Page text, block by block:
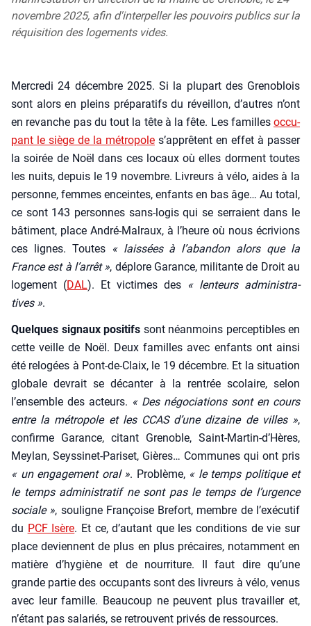
novembre 2025, afin d'interpeller les pouvoirs publics sur la
réquisition des logements vides.
Mer­cre­di 24 décembre 2025. Si la plu­part des Gre­no­blois
sont alors en pleins pré­pa­ra­tifs du réveillon, d’autres n’ont
en revanche pas du tout la tête à la fête. Les familles occu­
pant le siège de la métro­pole s’apprêtent en effet à pas­ser
la soi­rée de Noël dans ces locaux où elles dorment toutes
les nuits, depuis le 19 novembre. Livreurs à vélo, aides à la
per­sonne, femmes enceintes, enfants en bas âge… Au total,
ce sont 143 per­sonnes sans-logis qui se ser­raient dans le
bâti­ment, place André-Mal­raux, à l’heure où nous écri­vions
ces lignes. Toutes « lais­sées à l’abandon alors que la
France est à l’arrêt », déplore Garance, mili­tante de Droit au
loge­ment (DAL). Et vic­times des « len­teurs admi­nis­tra­
tives ».
Quelques signaux posi­tifs sont néan­moins per­cep­tibles en
cette veille de Noël. Deux familles avec enfants ont ain­si
été relo­gées à Pont-de-Claix, le 19 décembre. Et la situa­tion
glo­bale devrait se décan­ter à la ren­trée sco­laire, selon
l’ensemble des acteurs. « Des négo­cia­tions sont en cours
entre la métro­pole et les CCAS d’une dizaine de villes »,
confirme Garance, citant Gre­noble, Saint-Martin‑d’Hères,
Mey­lan, Seys­si­net-Pari­set, Gières… Com­munes qui ont pris
« un enga­ge­ment oral ». Pro­blème, « le temps poli­tique et
le temps admi­nis­tra­tif ne sont pas le temps de l’urgence
sociale », sou­ligne Fran­çoise Bre­fort, membre de l’exécutif
du PCF Isère. Et ce, d’autant que les condi­tions de vie sur
place deviennent de plus en plus pré­caires, notam­ment en
matière d’hygiène et de nour­ri­ture. Il faut dire qu’une
grande par­tie des occu­pants sont des livreurs à vélo, venus
avec leur famille. Beau­coup ne peuvent plus tra­vailler et,
n’étant pas sala­riés, se retrouvent pri­vés de res­sources.